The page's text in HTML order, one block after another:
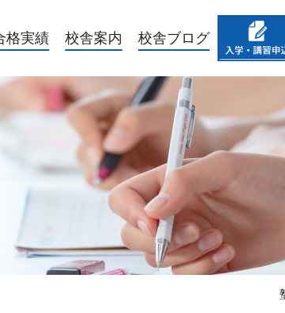
格実績 校舎案内 校舎ブログ